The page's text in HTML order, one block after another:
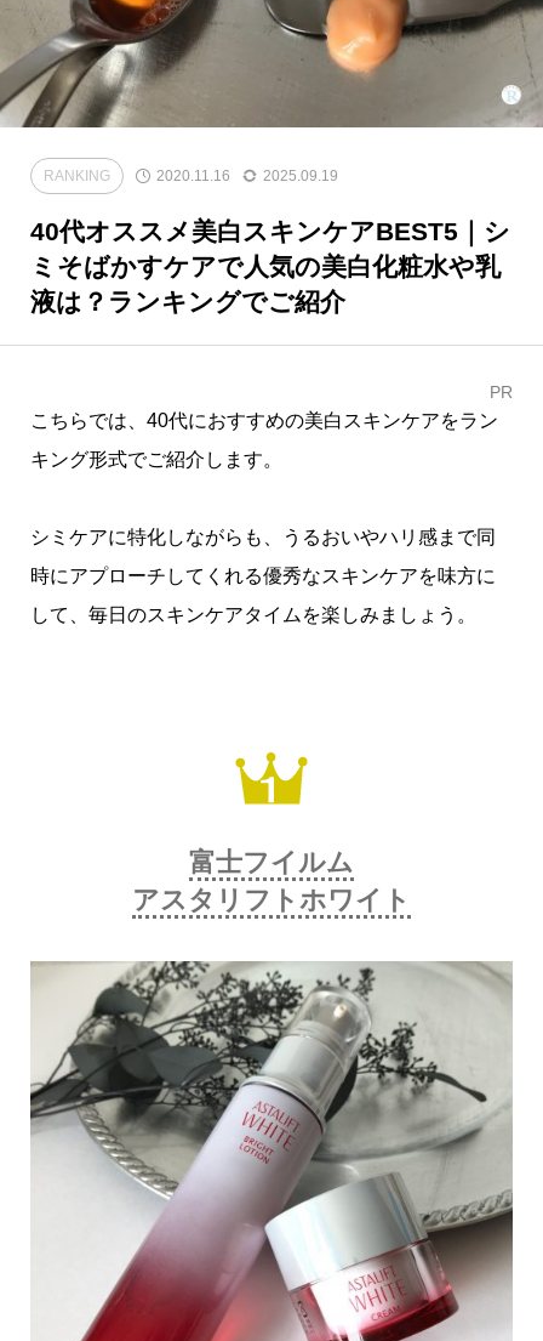
RANKING 2020.11.16 2025.09.19
40代オススメ美白スキンケアBEST5｜シ
ミそばかすケアで人気の美白化粧水や乳
液は？ランキングでご紹介
PR
こちらでは、40代におすすめの美白スキンケアをラン
キング形式でご紹介します。
シミケアに特化しながらも、うるおいやハリ感まで同
時にアプローチしてくれる優秀なスキンケアを味方に
して、毎日のスキンケアタイムを楽しみましょう。
富士フイルム
アスタリフトホワイト